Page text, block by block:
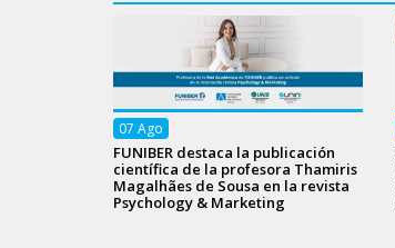
07 Ago
FUNIBER destaca la publicación
científica de la profesora Thamiris
Magalhães de Sousa en la revista
Psychology & Marketing